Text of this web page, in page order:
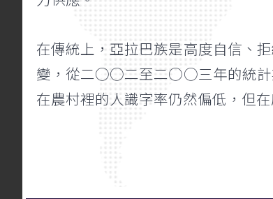
在傳統上，亞拉巴族是高度自信、
變，從二○○二至二○○三年的統計
在農村裡的人識字率仍然偏低，但